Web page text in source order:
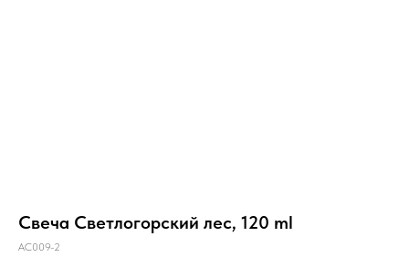
Свеча Светлогорский лес, 120 ml
AC009-2